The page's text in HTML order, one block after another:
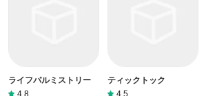
ライフパルミストリー
4.8
ティックトック
4.5